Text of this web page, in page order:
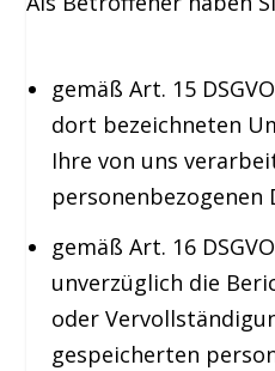
gemäß Art. 15
dort bezeichneten
Ihre von uns
personenbezogenen
gemäß Art. 16
unverzüglich die
oder
gespeicherten